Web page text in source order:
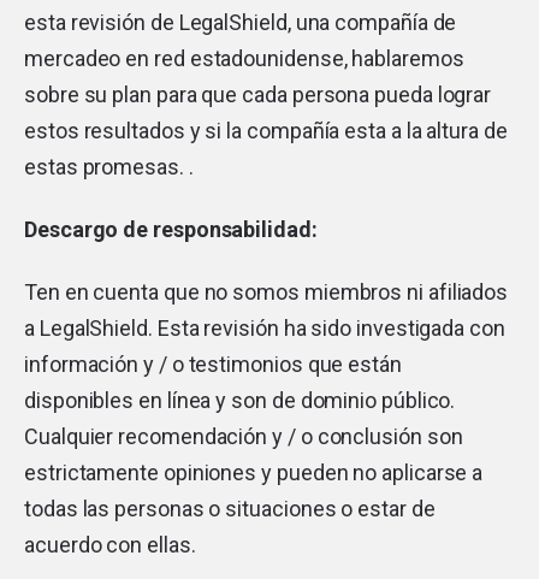
esta revisión de LegalShield, una compañía de
mercadeo en red estadounidense, hablaremos
sobre su plan para que cada persona pueda lograr
estos resultados y si la compañía esta a la altura de
estas promesas. .
Descargo de responsabilidad:
Ten en cuenta que no somos miembros ni afiliados
a LegalShield. Esta revisión ha sido investigada con
información y / o testimonios que están
disponibles en línea y son de dominio público.
Cualquier recomendación y / o conclusión son
estrictamente opiniones y pueden no aplicarse a
todas las personas o situaciones o estar de
acuerdo con ellas.